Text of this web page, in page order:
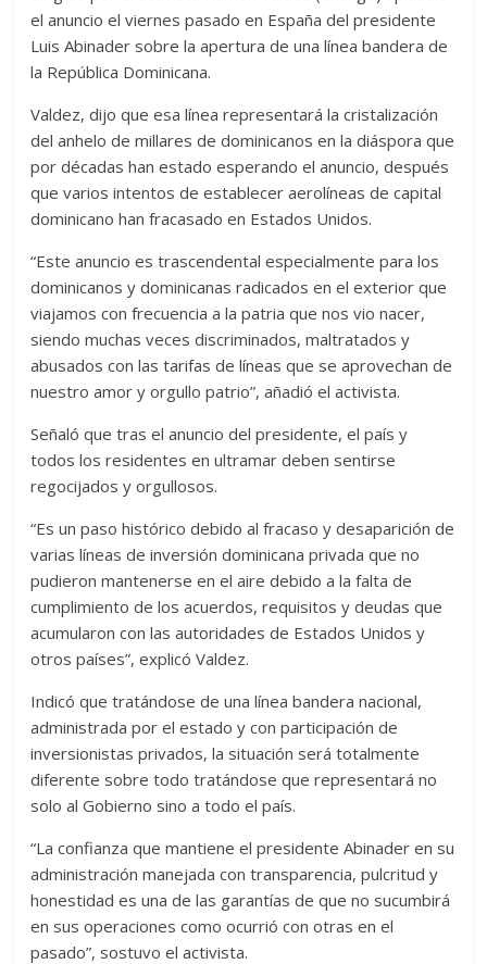
el anuncio el viernes pasado en España del presidente
Luis Abinader sobre la apertura de una línea bandera de
la República Dominicana.
Valdez, dijo que esa línea representará la cristalización
del anhelo de millares de dominicanos en la diáspora que
por décadas han estado esperando el anuncio, después
que varios intentos de establecer aerolíneas de capital
dominicano han fracasado en Estados Unidos.
“Este anuncio es trascendental especialmente para los
dominicanos y dominicanas radicados en el exterior que
viajamos con frecuencia a la patria que nos vio nacer,
siendo muchas veces discriminados, maltratados y
abusados con las tarifas de líneas que se aprovechan de
nuestro amor y orgullo patrio”, añadió el activista.
Señaló que tras el anuncio del presidente, el país y
todos los residentes en ultramar deben sentirse
regocijados y orgullosos.
“Es un paso histórico debido al fracaso y desaparición de
varias líneas de inversión dominicana privada que no
pudieron mantenerse en el aire debido a la falta de
cumplimiento de los acuerdos, requisitos y deudas que
acumularon con las autoridades de Estados Unidos y
otros países”, explicó Valdez.
Indicó que tratándose de una línea bandera nacional,
administrada por el estado y con participación de
inversionistas privados, la situación será totalmente
diferente sobre todo tratándose que representará no
solo al Gobierno sino a todo el país.
“La confianza que mantiene el presidente Abinader en su
administración manejada con transparencia, pulcritud y
honestidad es una de las garantías de que no sucumbirá
en sus operaciones como ocurrió con otras en el
pasado”, sostuvo el activista.